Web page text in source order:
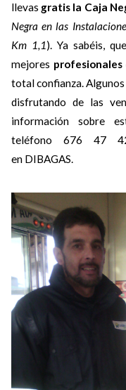
llevas gratis la Caja
Negra en las
Km 1,1). Ya sabéis,
mejores
total confianza.
disfrutando de las
información sobre
teléfono 676 47
en DIBAGAS.